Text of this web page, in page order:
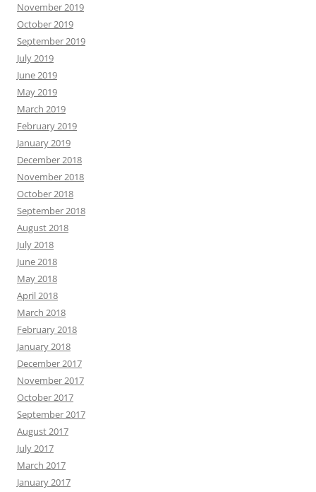
November 2019
October 2019
September 2019
July 2019
June 2019
May 2019
March 2019
February 2019
January 2019
December 2018
November 2018
October 2018
September 2018
August 2018
July 2018
June 2018
May 2018
April 2018
March 2018
February 2018
January 2018
December 2017
November 2017
October 2017
September 2017
August 2017
July 2017
March 2017
January 2017